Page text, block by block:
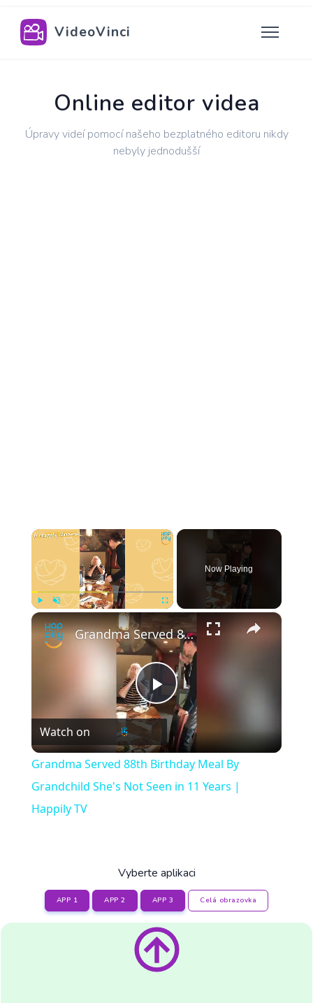
VideoVinci
Online editor videa
Úpravy videí pomocí našeho bezplatného editoru nikdy
nebyly jednodušší
×
Now Playing
×
Play
Video
Grandma Served 88th Birthday Meal By Grandchild She's Not Seen in 11 Years | Happily TV
Watch on
Grandma Served 88th Birthday Meal By
Grandchild She's Not Seen in 11 Years |
Happily TV
Vyberte aplikaci
APP 1 APP 2 APP 3 Celá obrazovka